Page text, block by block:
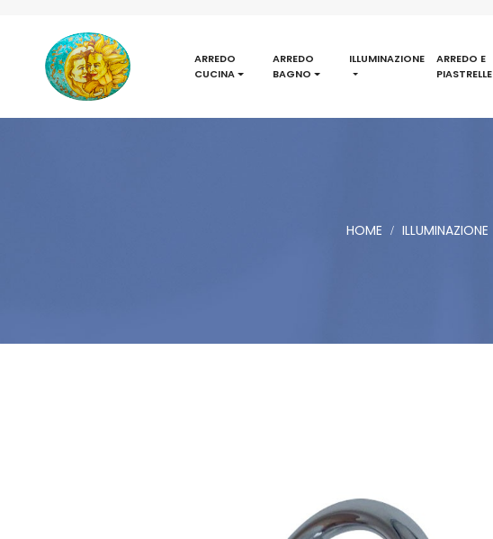
ARREDO
CUCINA
ARREDO
BAGNO
ILLUMINAZIONE
ARREDO E
PIASTRELLE
HOME ILLUMINAZIONE